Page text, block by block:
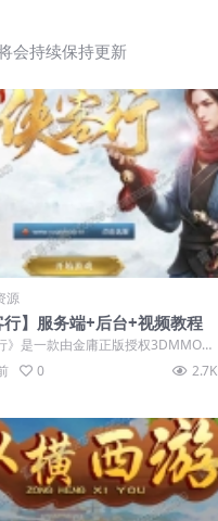
会持续保持更新
源
行】服务端+后台+视频教程
》是一款由金庸正版授权3DMMO新
风手游，游戏根据金庸先生的小说...
0 2.7K